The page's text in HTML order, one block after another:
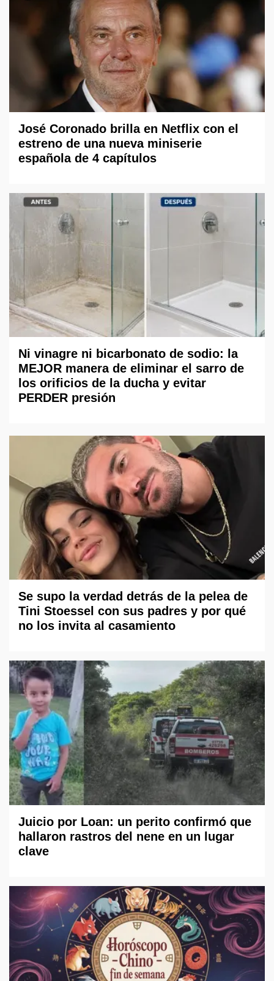
José Coronado brilla en Netflix con el
estreno de una nueva miniserie
española de 4 capítulos
Ni vinagre ni bicarbonato de sodio: la
MEJOR manera de eliminar el sarro de
los orificios de la ducha y evitar
PERDER presión
Se supo la verdad detrás de la pelea de
Tini Stoessel con sus padres y por qué
no los invita al casamiento
Juicio por Loan: un perito confirmó que
hallaron rastros del nene en un lugar
clave